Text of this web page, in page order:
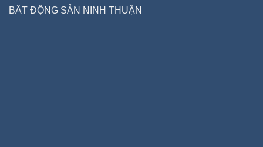
BẤT ĐỘNG SẢN NINH THUẬN